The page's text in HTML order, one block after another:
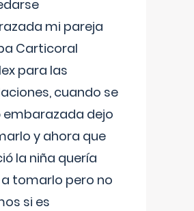
mi pareja
Carticoral
para las
cuando se
embarazada dejo
y ahora que
la niña quería
tomarlo pero no
si es